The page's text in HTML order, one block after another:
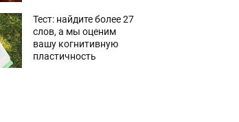
Тест: найдите более 27
слов, а мы оценим
вашу когнитивную
пластичность